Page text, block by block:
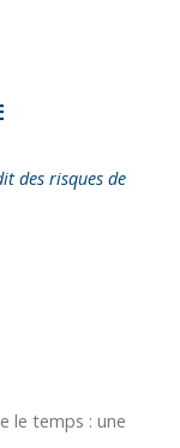
des risques de
le temps : une